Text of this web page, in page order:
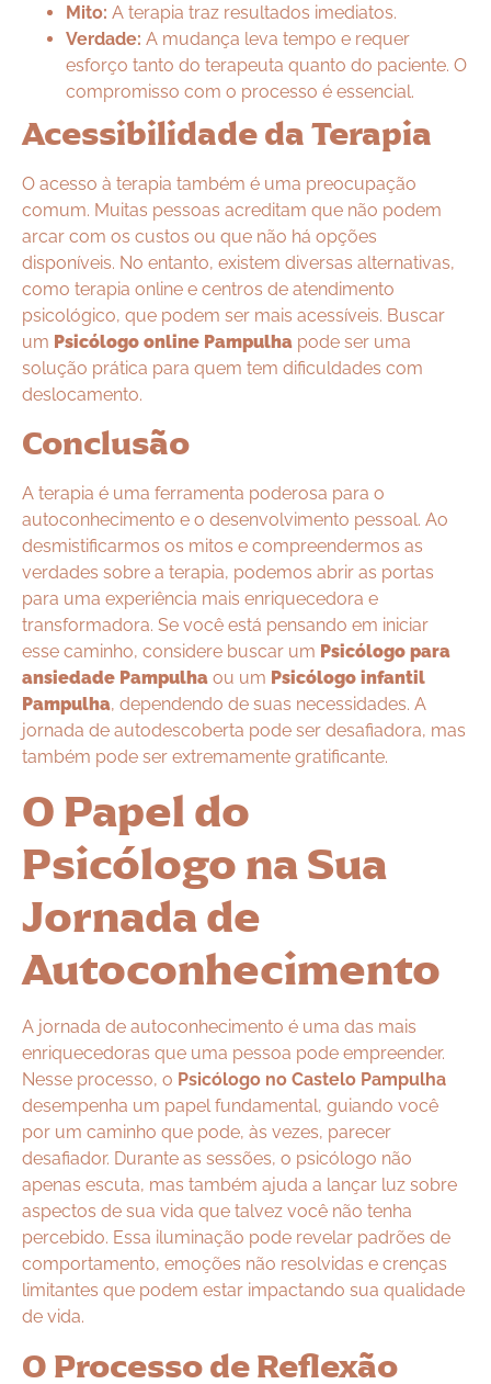
Mito: A terapia traz resultados imediatos.
Verdade: A mudança leva tempo e requer
esforço tanto do terapeuta quanto do paciente. O
compromisso com o processo é essencial.
Acessibilidade da Terapia
O acesso à terapia também é uma preocupação
comum. Muitas pessoas acreditam que não podem
arcar com os custos ou que não há opções
disponíveis. No entanto, existem diversas alternativas,
como terapia online e centros de atendimento
psicológico, que podem ser mais acessíveis. Buscar
um Psicólogo online Pampulha pode ser uma
solução prática para quem tem dificuldades com
deslocamento.
Conclusão
A terapia é uma ferramenta poderosa para o
autoconhecimento e o desenvolvimento pessoal. Ao
desmistificarmos os mitos e compreendermos as
verdades sobre a terapia, podemos abrir as portas
para uma experiência mais enriquecedora e
transformadora. Se você está pensando em iniciar
esse caminho, considere buscar um Psicólogo para
ansiedade Pampulha ou um Psicólogo infantil
Pampulha, dependendo de suas necessidades. A
jornada de autodescoberta pode ser desafiadora, mas
também pode ser extremamente gratificante.
O Papel do
Psicólogo na Sua
Jornada de
Autoconhecimento
A jornada de autoconhecimento é uma das mais
enriquecedoras que uma pessoa pode empreender.
Nesse processo, o Psicólogo no Castelo Pampulha
desempenha um papel fundamental, guiando você
por um caminho que pode, às vezes, parecer
desafiador. Durante as sessões, o psicólogo não
apenas escuta, mas também ajuda a lançar luz sobre
aspectos de sua vida que talvez você não tenha
percebido. Essa iluminação pode revelar padrões de
comportamento, emoções não resolvidas e crenças
limitantes que podem estar impactando sua qualidade
de vida.
O Processo de Reflexão